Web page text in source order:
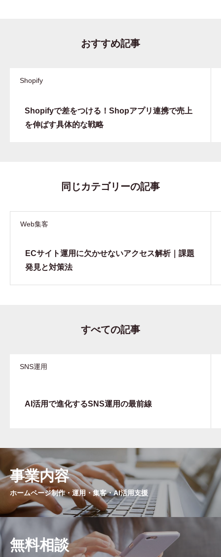
おすすめ記事
Shopify
Shopifyで差をつける！Shopアプリ連携で売上
を伸ばす具体的な戦略
同じカテゴリーの記事
Web集客
ECサイト運用に欠かせないアクセス解析｜課題
発見と対策法
すべての記事
SNS運用
AI活用で進化するSNS運用の最前線
事業内容
ホームページ制作・運用・集客・AI活用支援
無料相談